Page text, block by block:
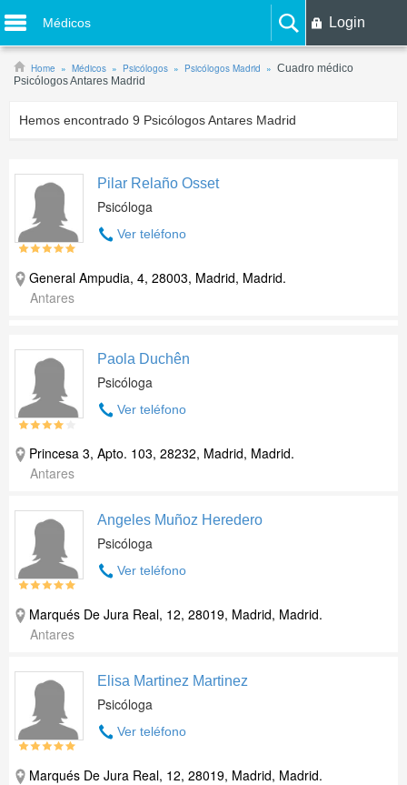
Médicos Login
Home Médicos Psicólogos Psicólogos Madrid
Cuadro médico
Psicólogos Antares Madrid
Hemos encontrado 9 Psicólogos Antares Madrid
Pilar Relaño Osset
Psicóloga
Ver teléfono
General Ampudia, 4, 28003, Madrid, Madrid.
Antares
Paola Duchên
Psicóloga
Ver teléfono
Princesa 3, Apto. 103, 28232, Madrid, Madrid.
Antares
Angeles Muñoz Heredero
Psicóloga
Ver teléfono
Marqués De Jura Real, 12, 28019, Madrid, Madrid.
Antares
Elisa Martinez Martinez
Psicóloga
Ver teléfono
Marqués De Jura Real, 12, 28019, Madrid, Madrid.